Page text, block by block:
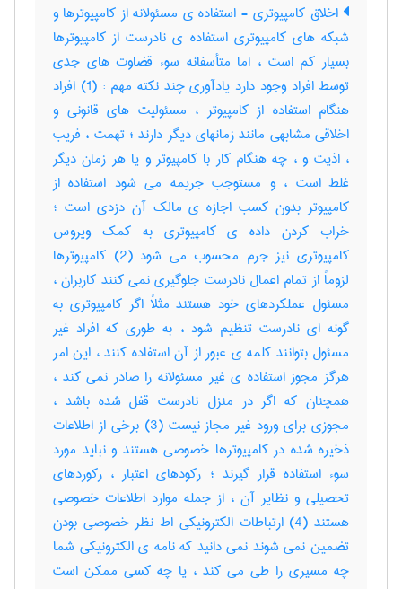
اخلاق کامپیوتری - استفاده ی مسئولانه از کامپیوترها و
شبکه های کامپیوتری استفاده ی نادرست از کامپیوترها
بسیار کم است ، اما متأسفانه سوء قضاوت های جدی
توسط افراد وجود دارد یادآوری چند نکته مهم : (1) افراد
هنگام استفاده از کامپیوتر ، مسئولیت های قانونی و
اخلاقی مشابهی مانند زمانهای دیگر دارند ؛ تهمت ، فریب
، اذیت و ، چه هنگام کار با کامپیوتر و یا هر زمان دیگر
غلط است ، و مستوجب جریمه می شود استفاده از
کامپیوتر بدون کسب اجازه ی مالک آن دزدی است ؛
خراب کردن داده ی کامپیوتری به کمک ویروس
کامپیوتری نیز جرم محسوب می شود (2) کامپیوترها
لزوماً از تمام اعمال نادرست جلوگیری نمی کنند کاربران ،
مسئول عملکردهای خود هستند مثلاً اگر کامپیوتری به
گونه ای نادرست تنظیم شود ، به طوری که افراد غیر
مسئول بتوانند کلمه ی عبور از آن استفاده کنند ، این امر
هرگز مجوز استفاده ی غیر مسئولانه را صادر نمی کند ،
همچنان که اگر در منزل نادرست قفل شده باشد ،
مجوزی برای ورود غیر مجاز نیست (3) برخی از اطلاعات
ذخیره شده در کامپیوترها خصوصی هستند و نباید مورد
سوء استفاده قرار گیرند ؛ رکودهای اعتبار ، رکوردهای
تحصیلی و نظایر آن ، از جمله موارد اطلاعات خصوصی
هستند (4) ارتباطات الکترونیکی اط نظر خصوصی بودن
تضمین نمی شوند نمی دانید که نامه ی الکترونیکی شما
چه مسیری را طی می کند ، یا چه کسی ممکن است